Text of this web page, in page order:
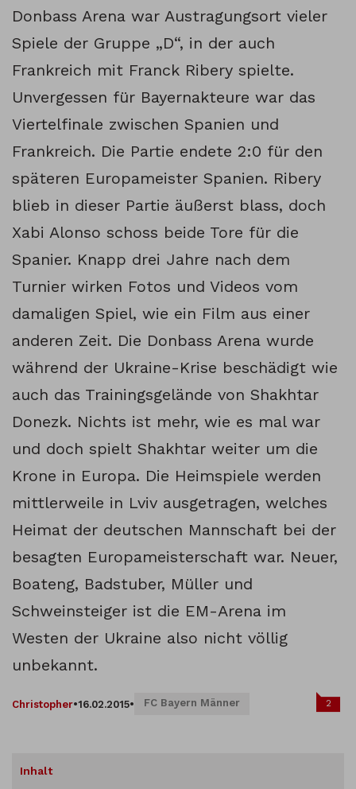
Donbass Arena war Austragungsort vieler
Spiele der Gruppe „D“, in der auch
Frankreich mit Franck Ribery spielte.
Unvergessen für Bayernakteure war das
Viertelfinale zwischen Spanien und
Frankreich. Die Partie endete 2:0 für den
späteren Europameister Spanien. Ribery
blieb in dieser Partie äußerst blass, doch
Xabi Alonso schoss beide Tore für die
Spanier. Knapp drei Jahre nach dem
Turnier wirken Fotos und Videos vom
damaligen Spiel, wie ein Film aus einer
anderen Zeit. Die Donbass Arena wurde
während der Ukraine-Krise beschädigt wie
auch das Trainingsgelände von Shakhtar
Donezk. Nichts ist mehr, wie es mal war
und doch spielt Shakhtar weiter um die
Krone in Europa. Die Heimspiele werden
mittlerweile in Lviv ausgetragen, welches
Heimat der deutschen Mannschaft bei der
besagten Europameisterschaft war. Neuer,
Boateng, Badstuber, Müller und
Schweinsteiger ist die EM-Arena im
Westen der Ukraine also nicht völlig
unbekannt.
Christopher•16.02.2015• FC Bayern Männer 2
Inhalt